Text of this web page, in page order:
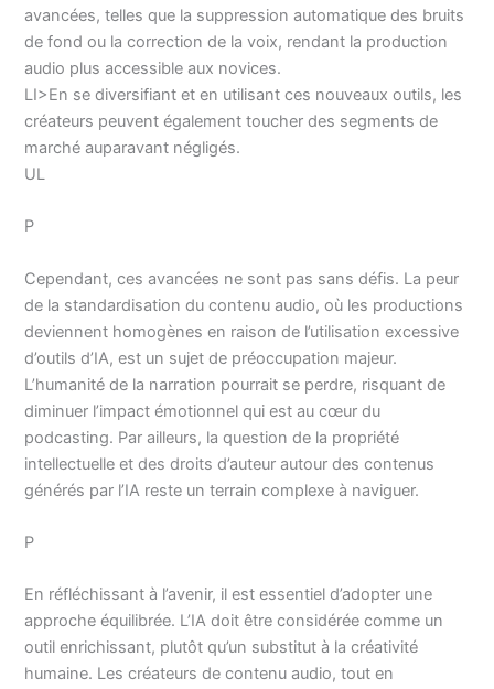
avancées, telles que la suppression automatique des bruits
de fond ou la correction de la voix, rendant la production
audio plus accessible aux novices.
LI>En se diversifiant et en utilisant ces nouveaux outils, les
créateurs peuvent également toucher des segments de
marché auparavant négligés.
UL
P
Cependant, ces avancées ne sont pas sans défis. La peur
de la standardisation du contenu audio, où les productions
deviennent homogènes en raison de l’utilisation excessive
d’outils d’IA, est un sujet de préoccupation majeur.
L’humanité de la narration pourrait se perdre, risquant de
diminuer l’impact émotionnel qui est au cœur du
podcasting. Par ailleurs, la question de la propriété
intellectuelle et des droits d’auteur autour des contenus
générés par l’IA reste un terrain complexe à naviguer.
P
En réfléchissant à l’avenir, il est essentiel d’adopter une
approche équilibrée. L’IA doit être considérée comme un
outil enrichissant, plutôt qu’un substitut à la créativité
humaine. Les créateurs de contenu audio, tout en